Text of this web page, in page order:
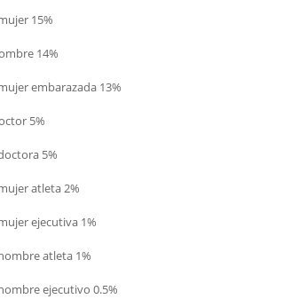
15%
14%
embarazada 13%
5%
5%
atleta 2%
ejecutiva 1%
atleta 1%
ejecutivo 0.5%